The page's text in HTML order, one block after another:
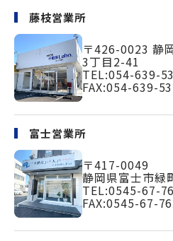
藤枝営業所
〒426-0023 静
3丁目2-41
TEL:054-639-
FAX:054-639-
富士営業所
〒417-0049
静岡県富士市緑
TEL:0545-67-
FAX:0545-67-